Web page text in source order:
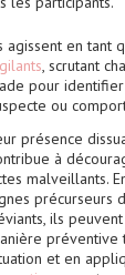
agissent en tant
, scrutant
pour
ou
présence
à
malveillants.
précurseurs
ils
préventive
et en